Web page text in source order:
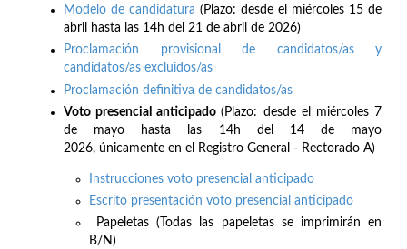
Modelo de candidatura (Plazo: desde el miércoles 15 de
abril hasta las 14h del 21 de abril de 2026)
Proclamación provisional de candidatos/as y
candidatos/as excluidos/as
Proclamación definitiva de candidatos/as
Voto presencial anticipado(Plazo: desde el miércoles 7
de mayo hasta las 14h del 14 de mayo
2026, únicamente en el Registro General - Rectorado A)
Instrucciones voto presencial anticipado
Escrito presentación voto presencial anticipado
Papeletas (Todas las papeletas se imprimirán en
B/N)